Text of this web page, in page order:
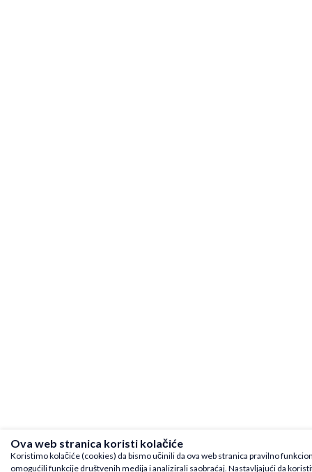
Ova web stranica koristi kolačiće
Koristimo kolačiće (cookies) da bismo učinili da ova web stranica pravilno
omogućili funkcije društvenih medija i analizirali saobraćaj. Nastavljajući da